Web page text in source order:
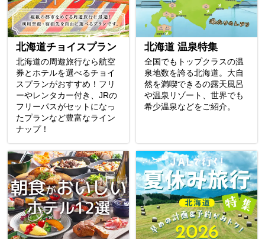
北海道チョイスプラン
北海道の周遊旅行なら航空
券とホテルを選べるチョイ
スプランがおすすめ！フリ
ーやレンタカー付き、JRの
フリーパスがセットになっ
たプランなど豊富なライン
ナップ！
北海道 温泉特集
全国でもトップクラスの温
泉地数を誇る北海道。大自
然を満喫できるの露天風呂
や温泉リゾート、世界でも
希少温泉などをご紹介。